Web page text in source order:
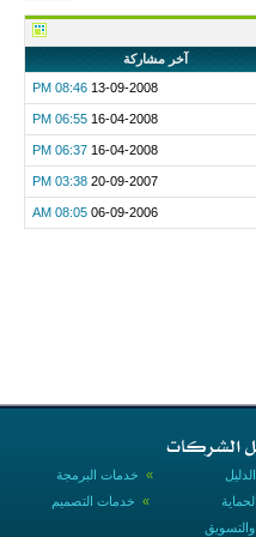
آخر مشاركة
13-09-2008
08:46 PM
16-04-2008
06:55 PM
16-04-2008
06:37 PM
20-09-2007
03:38 PM
06-09-2006
08:05 AM
» خدمات البرمجة
» خدمات التصميم
والتسويق